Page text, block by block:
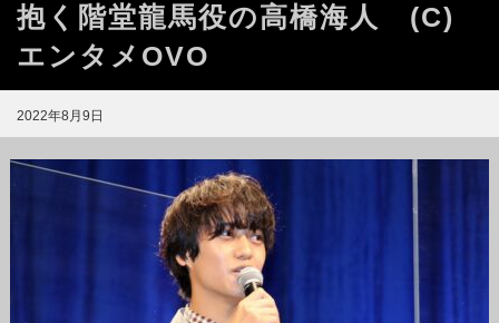
抱く階堂龍馬役の高橋海人 (C)
エンタメOVO
2022年8月9日